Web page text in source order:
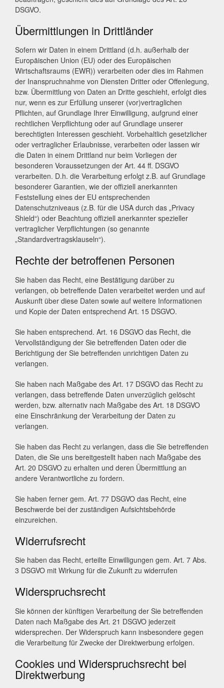
DSGVO.
Übermittlungen in Drittländer
Sofern wir Daten in einem Drittland (d.h. außerhalb der
Europäischen Union (EU) oder des Europäischen
Wirtschaftsraums (EWR)) verarbeiten oder dies im Rahmen
der Inanspruchnahme von Diensten Dritter oder Offenlegung,
bzw. Übermittlung von Daten an Dritte geschieht, erfolgt dies
nur, wenn es zur Erfüllung unserer (vor)vertraglichen
Pflichten, auf Grundlage Ihrer Einwilligung, aufgrund einer
rechtlichen Verpflichtung oder auf Grundlage unserer
berechtigten Interessen geschieht. Vorbehaltlich gesetzlicher
oder vertraglicher Erlaubnisse, verarbeiten oder lassen wir
die Daten in einem Drittland nur beim Vorliegen der
besonderen Voraussetzungen der Art. 44 ff. DSGVO
verarbeiten. D.h. die Verarbeitung erfolgt z.B. auf Grundlage
besonderer Garantien, wie der offiziell anerkannten
Feststellung eines der EU entsprechenden
Datenschutzniveaus (z.B. für die USA durch das „Privacy
Shield“) oder Beachtung offiziell anerkannter spezieller
vertraglicher Verpflichtungen (so genannte
„Standardvertragsklauseln“).
Rechte der betroffenen Personen
Sie haben das Recht, eine Bestätigung darüber zu
verlangen, ob betreffende Daten verarbeitet werden und auf
Auskunft über diese Daten sowie auf weitere Informationen
und Kopie der Daten entsprechend Art. 15 DSGVO.
Sie haben entsprechend. Art. 16 DSGVO das Recht, die
Vervollständigung der Sie betreffenden Daten oder die
Berichtigung der Sie betreffenden unrichtigen Daten zu
verlangen.
Sie haben nach Maßgabe des Art. 17 DSGVO das Recht zu
verlangen, dass betreffende Daten unverzüglich gelöscht
werden, bzw. alternativ nach Maßgabe des Art. 18 DSGVO
eine Einschränkung der Verarbeitung der Daten zu
verlangen.
Sie haben das Recht zu verlangen, dass die Sie betreffenden
Daten, die Sie uns bereitgestellt haben nach Maßgabe des
Art. 20 DSGVO zu erhalten und deren Übermittlung an
andere Verantwortliche zu fordern.
Sie haben ferner gem. Art. 77 DSGVO das Recht, eine
Beschwerde bei der zuständigen Aufsichtsbehörde
einzureichen.
Widerrufsrecht
Sie haben das Recht, erteilte Einwilligungen gem. Art. 7 Abs.
3 DSGVO mit Wirkung für die Zukunft zu widerrufen
Widerspruchsrecht
Sie können der künftigen Verarbeitung der Sie betreffenden
Daten nach Maßgabe des Art. 21 DSGVO jederzeit
widersprechen. Der Widerspruch kann insbesondere gegen
die Verarbeitung für Zwecke der Direktwerbung erfolgen.
Cookies und Widerspruchsrecht bei
Direktwerbung